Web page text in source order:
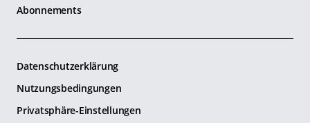
Abonnements
Datenschutzerklärung
Nutzungsbedingungen
Privatsphäre-Einstellungen